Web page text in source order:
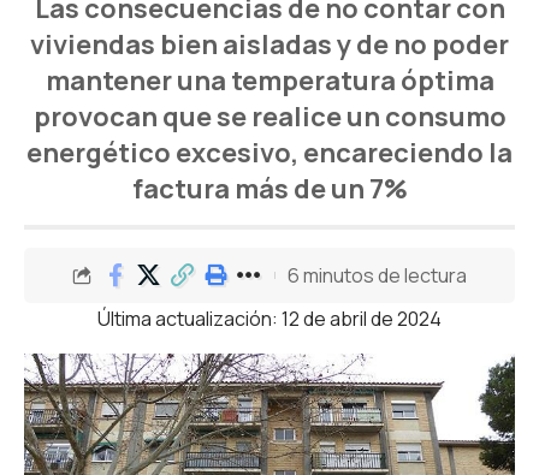
Las consecuencias de no contar con
viviendas bien aisladas y de no poder
mantener una temperatura óptima
provocan que se realice un consumo
energético excesivo, encareciendo la
factura más de un 7%
Última actualización: 12 de abril de 2024
6 minutos de lectura